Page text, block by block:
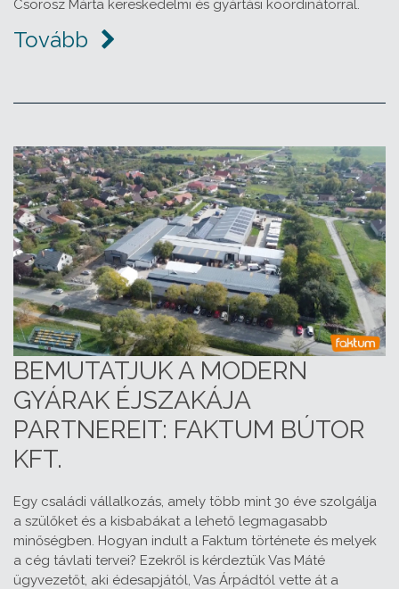
Csorosz Márta kereskedelmi és gyártási koordinátorral.
Tovább
BEMUTATJUK A MODERN
GYÁRAK ÉJSZAKÁJA
PARTNEREIT: FAKTUM BÚTOR
KFT.
Egy családi vállalkozás, amely több mint 30 éve szolgálja
a szülőket és a kisbabákat a lehető legmagasabb
minőségben. Hogyan indult a Faktum története és melyek
a cég távlati tervei? Ezekről is kérdeztük Vas Máté
ügyvezetőt, aki édesapjától, Vas Árpádtól vette át a